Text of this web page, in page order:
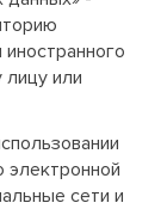
иностранного
лицу или
электронной
сети и